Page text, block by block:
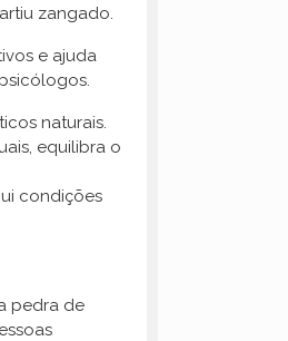
zangado.
e ajuda
naturais.
equilibra o
condições
pedra de